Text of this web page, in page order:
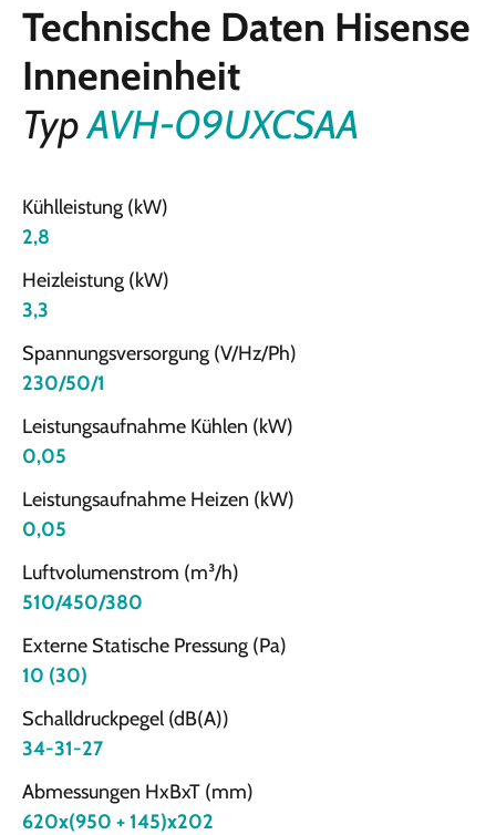
Technische Daten Hisense
Inneneinheit
TypAVH-09UXCSAA
Kühlleistung (kW)
2,8
Heizleistung (kW)
3,3
Spannungsversorgung (V/Hz/Ph)
230/50/1
Leistungsaufnahme Kühlen (kW)
0,05
Leistungsaufnahme Heizen (kW)
0,05
Luftvolumenstrom (m³/h)
510/450/380
Externe Statische Pressung (Pa)
10 (30)
Schalldruckpegel (dB(A))
34-31-27
Abmessungen HxBxT (mm)
620x(950 + 145)x202